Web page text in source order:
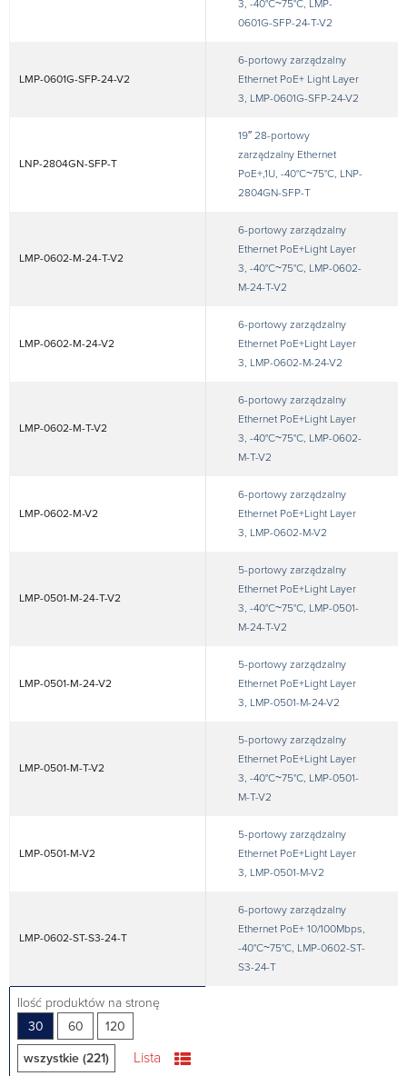
3, -40°C~75°C, LMP-
0601G-SFP-24-T-V2
LMP-0601G-SFP-24-V2
6-portowy zarządzalny
Ethernet PoE+ Light Layer
3, LMP-0601G-SFP-24-V2
LNP-2804GN-SFP-T
19″ 28-portowy
zarządzalny Ethernet
PoE+,1U, -40°C~75°C, LNP-
2804GN-SFP-T
LMP-0602-M-24-T-V2
6-portowy zarządzalny
Ethernet PoE+Light Layer
3, -40°C~75°C, LMP-0602-
M-24-T-V2
LMP-0602-M-24-V2
6-portowy zarządzalny
Ethernet PoE+Light Layer
3, LMP-0602-M-24-V2
LMP-0602-M-T-V2
6-portowy zarządzalny
Ethernet PoE+Light Layer
3, -40°C~75°C, LMP-0602-
M-T-V2
LMP-0602-M-V2
6-portowy zarządzalny
Ethernet PoE+Light Layer
3, LMP-0602-M-V2
LMP-0501-M-24-T-V2
5-portowy zarządzalny
Ethernet PoE+Light Layer
3, -40°C~75°C, LMP-0501-
M-24-T-V2
LMP-0501-M-24-V2
5-portowy zarządzalny
Ethernet PoE+Light Layer
3, LMP-0501-M-24-V2
LMP-0501-M-T-V2
5-portowy zarządzalny
Ethernet PoE+Light Layer
3, -40°C~75°C, LMP-0501-
M-T-V2
LMP-0501-M-V2
5-portowy zarządzalny
Ethernet PoE+Light Layer
3, LMP-0501-M-V2
LMP-0602-ST-S3-24-T
6-portowy zarządzalny
Ethernet PoE+ 10/100Mbps,
-40°C~75°C, LMP-0602-ST-
S3-24-T
Ilość produktów na stronę
30
60 120
wszystkie (221)
Lista